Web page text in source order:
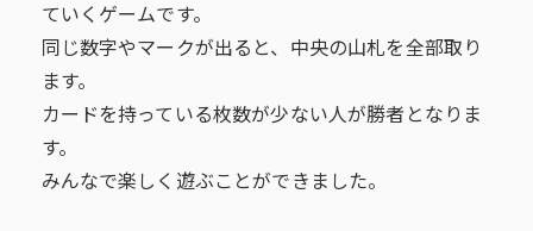
ていくゲームです。
同じ数字やマークが出ると、中央の山札を全部取り
ます。
カードを持っている枚数が少ない人が勝者となりま
す。
みんなで楽しく遊ぶことができました。